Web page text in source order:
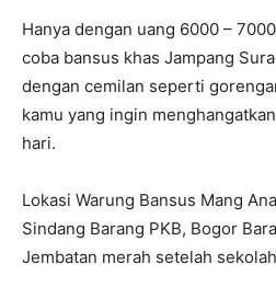
Hanya dengan uang 6000 –
coba bansus khas Jampang
dengan cemilan seperti
kamu yang ingin
hari.
Lokasi Warung Bansus Mang
Sindang Barang PKB, Bogor
Jembatan merah setelah